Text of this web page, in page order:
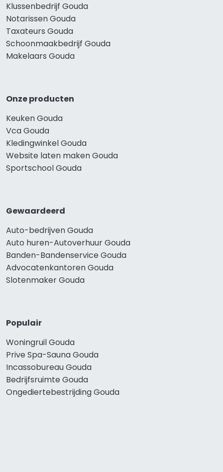
Klussenbedrijf Gouda
Notarissen Gouda
Taxateurs Gouda
Schoonmaakbedrijf Gouda
Makelaars Gouda
Onze producten
Keuken Gouda
Vca Gouda
Kledingwinkel Gouda
Website laten maken Gouda
Sportschool Gouda
Gewaardeerd
Auto-bedrijven Gouda
Auto huren-Autoverhuur Gouda
Banden-Bandenservice Gouda
Advocatenkantoren Gouda
Slotenmaker Gouda
Populair
Woningruil Gouda
Prive Spa-Sauna Gouda
Incassobureau Gouda
Bedrijfsruimte Gouda
Ongediertebestrijding Gouda